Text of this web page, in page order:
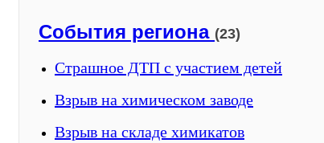
События региона (23)
Страшное ДТП с участием детей
Взрыв на химическом заводе
Взрыв на складе химикатов